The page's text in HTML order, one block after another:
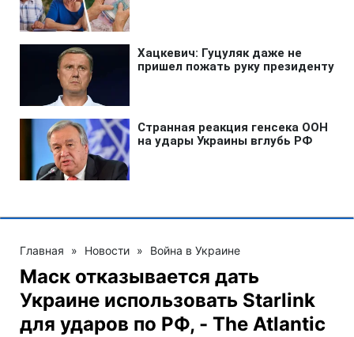
Главная » Новости » Война в Украине
Маск отказывается дать
Украине использовать Starlink
для ударов по РФ, - The Atlantic